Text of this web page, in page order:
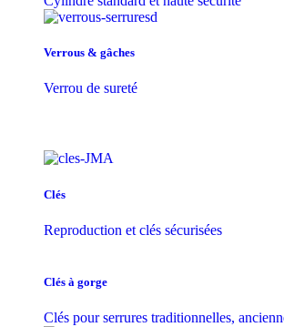
Verrous & gâches
Verrou de sureté
Clés
Reproduction et clés sécurisées
Clés à gorge
Clés pour serrures traditionnelles,